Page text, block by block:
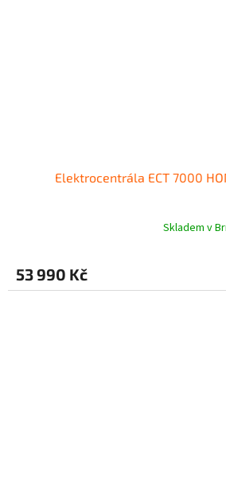
Elektrocentrála ECT 7000
Skladem v
53 990 Kč